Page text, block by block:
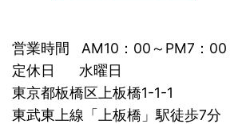
営業時間 AM10：00～PM7：00
定休日 水曜日
東京都板橋区上板橋1-1-1
東武東上線「上板橋」駅徒歩7分